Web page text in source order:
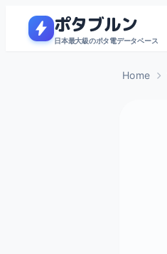
bolt ポタブルン
日本最大級のポタ電データベース
Home